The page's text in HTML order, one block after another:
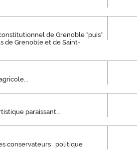
de Grenoble "puis"
de Grenoble et de Saint-
paraissant...
conservateurs : politique